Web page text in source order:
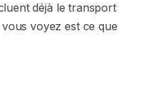
déjà le transport
voyez est ce que